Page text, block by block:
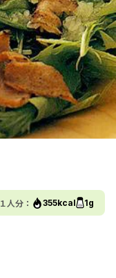
１人分： 355kcal 1g